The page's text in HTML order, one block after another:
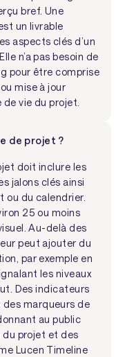
bref. Une
un livrable
aspects clés d’un
n’a pas besoin de
pour être comprise
mise à jour
vie du projet.
de projet ?
doit inclure les
jalons clés ainsi
ou du calendrier.
25 ou moins
Au-delà des
peut ajouter du
par exemple en
les niveaux
Des indicateurs
marqueurs de
au public
du projet et des
Lucen Timeline